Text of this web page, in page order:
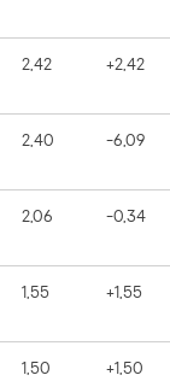
2,42 +2,42
2,40 -6,09
2,06 -0,34
1,55 +1,55
1,50 +1,50